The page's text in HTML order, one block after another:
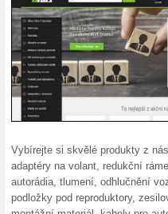
Aktuální
100%
40 dnů na